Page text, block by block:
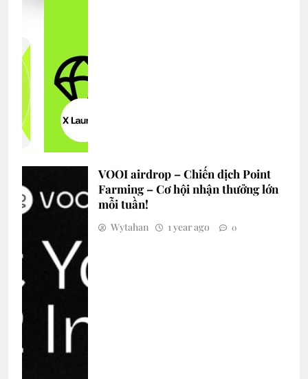
VOOI airdrop – Chiến dịch Point
Farming – Cơ hội nhận thưởng lớn
mỗi tuần!
Wytahan 1 year ago 0